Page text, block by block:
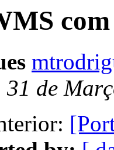
31 de